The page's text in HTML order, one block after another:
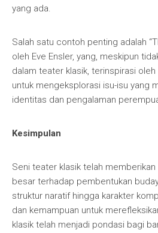
yang ada.
Salah satu contoh penting adalah
oleh Eve Ensler, yang, meskipun
dalam teater klasik, terinspirasi
untuk mengeksplorasi isu-isu yang
identitas dan pengalaman
Kesimpulan
Seni teater klasik telah
besar terhadap pembentukan
struktur naratif hingga karakter
dan kemampuan untuk
klasik telah menjadi pondasi bagi